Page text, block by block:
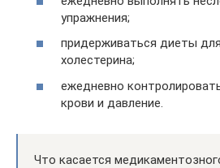
упражнения;
придерживаться диеты
холестерина;
ежедневно
крови и давление.
Что касается